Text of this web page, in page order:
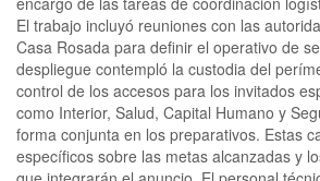
El trabajo incluyó reuniones con las
Casa Rosada para definir el operativo de
despliegue contempló la custodia del
control de los accesos para los invitados
como Interior, Salud, Capital Humano y
forma conjunta en los preparativos. Estas
específicos sobre las metas alcanzadas y